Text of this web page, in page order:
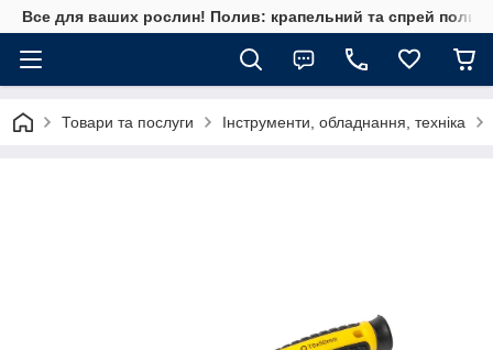
Все для ваших рослин! Полив: крапельний та спрей полив,
Товари та послуги Інструменти, обладнання, техніка